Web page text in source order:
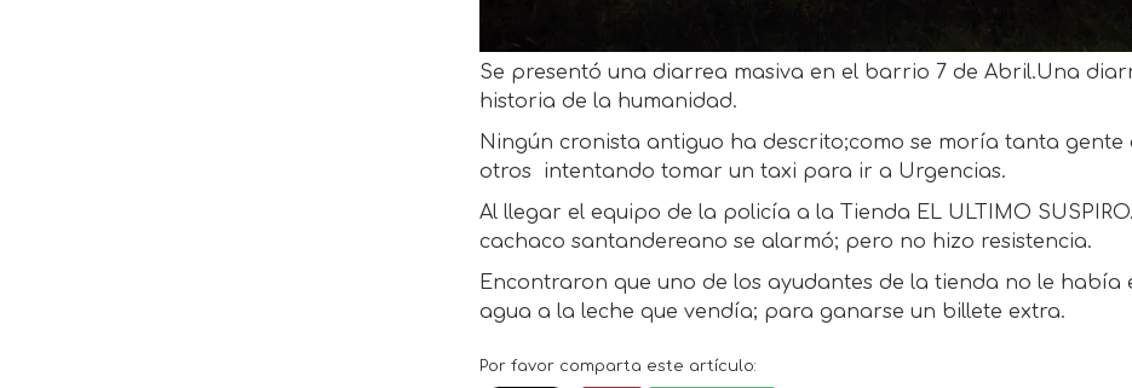
Se presentó una diarrea masiva en el barrio 7 de Abril.Una
historia de la humanidad.
Ningún cronista antiguo ha descrito;como se moría tanta
otros intentando tomar un taxi para ir a Urgencias.
Al llegar el equipo de la policía a la Tienda EL ULTIMO
cachaco santandereano se alarmó; pero no hizo resistencia.
Encontraron que uno de los ayudantes de la tienda no le
agua a la leche que vendía; para ganarse un billete extra.
Por favor comparta este artículo: